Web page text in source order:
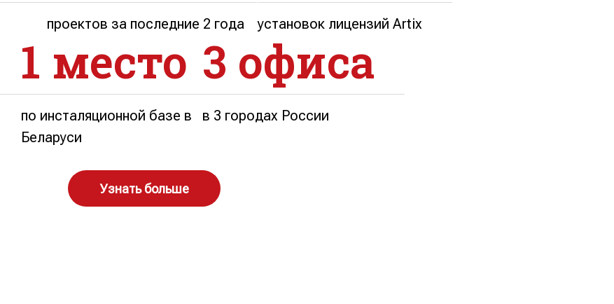
проектов за последние 2 года установок лицензий Artix
1 место
по инсталяционной базе в
Беларуси
3 офиса
в 3 городах России
Узнать больше